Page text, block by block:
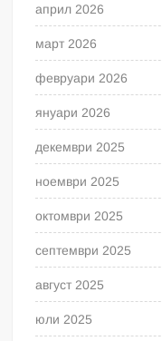
април 2026
март 2026
февруари 2026
януари 2026
декември 2025
ноември 2025
октомври 2025
септември 2025
август 2025
юли 2025